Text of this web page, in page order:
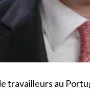
travailleurs au